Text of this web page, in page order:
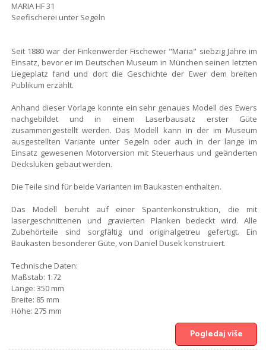
MARIA HF 31
Seefischerei unter Segeln
Seit 1880 war der Finkenwerder Fischewer "Maria" siebzig Jahre im
Einsatz, bevor er im Deutschen Museum in München seinen letzten
Liegeplatz fand und dort die Geschichte der Ewer dem breiten
Publikum erzählt.
Anhand dieser Vorlage konnte ein sehr genaues Modell des Ewers
nachgebildet und in einem Laserbausatz erster Güte
zusammengestellt werden. Das Modell kann in der im Museum
ausgestellten Variante unter Segeln oder auch in der lange im
Einsatz gewesenen Motorversion mit Steuerhaus und geänderten
Decksluken gebaut werden.
Die Teile sind für beide Varianten im Baukasten enthalten.
Das Modell beruht auf einer Spantenkonstruktion, die mit
lasergeschnittenen und gravierten Planken bedeckt wird. Alle
Zubehörteile sind sorgfältig und originalgetreu gefertigt. Ein
Baukasten besonderer Güte, von Daniel Dusek konstruiert.
Technische Daten:
Maßstab: 1:72
Länge: 350 mm
Breite: 85 mm
Höhe: 275 mm
Pogledaj više